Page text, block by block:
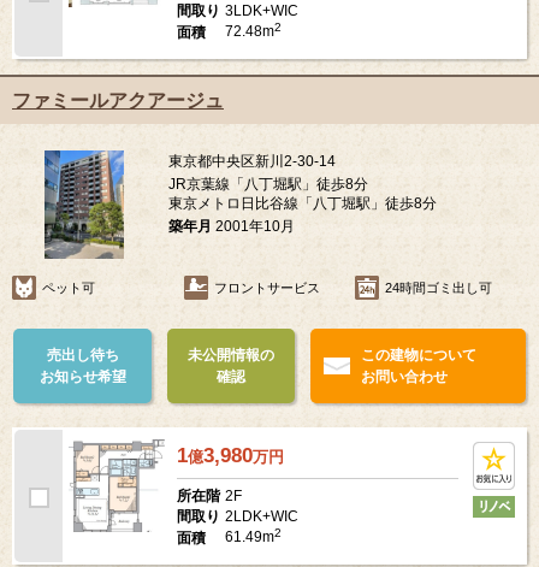
間取り 3LDK+WIC
面積
72.48m2
ファミールアクアージュ
東京都中央区新川2-30-14
JR京葉線「八丁堀駅」徒歩8分
東京メトロ日比谷線「八丁堀駅」徒歩8分
築年月 2001年10月
ペット可 フロントサービス 24時間ゴミ出し可
売出し待ち
お知らせ希望
未公開情報の
確認
この建物について
お問い合わせ
1億3,980万円
所在階 2F
間取り 2LDK+WIC
面積
61.49m2